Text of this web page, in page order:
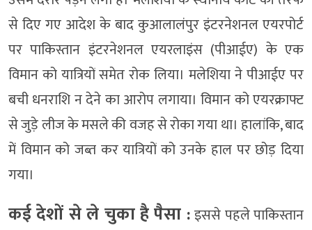
से दिए गए आदेश के बाद कुआलालंपुर इंटरनेशनल एयरपोर्ट
पर पाकिस्तान इंटरनेशनल एयरलाइंस (पीआईए) के एक
विमान को यात्रियों समेत रोक लिया। मलेशिया ने पीआईए पर
बची धनराशि न देने का आरोप लगाया। विमान को एयरक्राफ्ट
से जुड़े लीज के मसले की वजह से रोका गया था। हालांकि, बाद
में विमान को जब्त कर यात्रियों को उनके हाल पर छोड़ दिया
गया।
कई देशों से ले चुका है पैसा :इससे पहले पाकिस्तान